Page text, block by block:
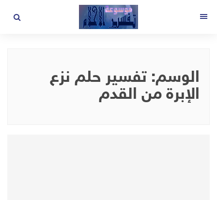
الوسم: تفسير حلم نزع
الإبرة من القدم